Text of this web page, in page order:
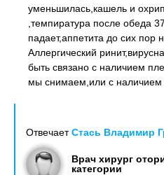
уменьшилась,кашель и
,темпиратура после обеда
падает,аппетита до сих пор
Аллергический
быть связано с наличием
мы снимаем,или с наличием
ОтвечаетСтась Владимир
Врач хирург
категории